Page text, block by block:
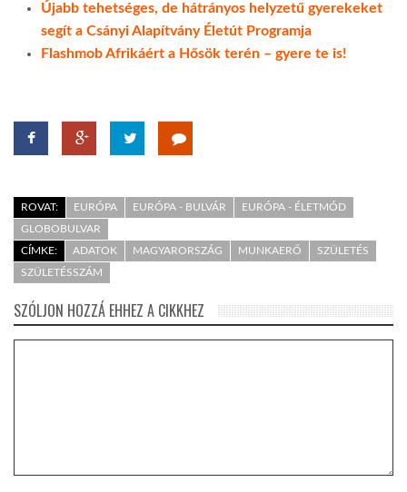
Újabb tehetséges, de hátrányos helyzetű gyerekeket
segít a Csányi Alapítvány Életút Programja
Flashmob Afrikáért a Hősök terén – gyere te is!
ROVAT: EURÓPA EURÓPA - BULVÁR
EURÓPA - ÉLETMÓD
GLOBOBULVAR
CÍMKE:
ADATOK MAGYARORSZÁG MUNKAERŐ
SZÜLETÉS
SZÜLETÉSSZÁM
SZÓLJON HOZZÁ EHHEZ A CIKKHEZ